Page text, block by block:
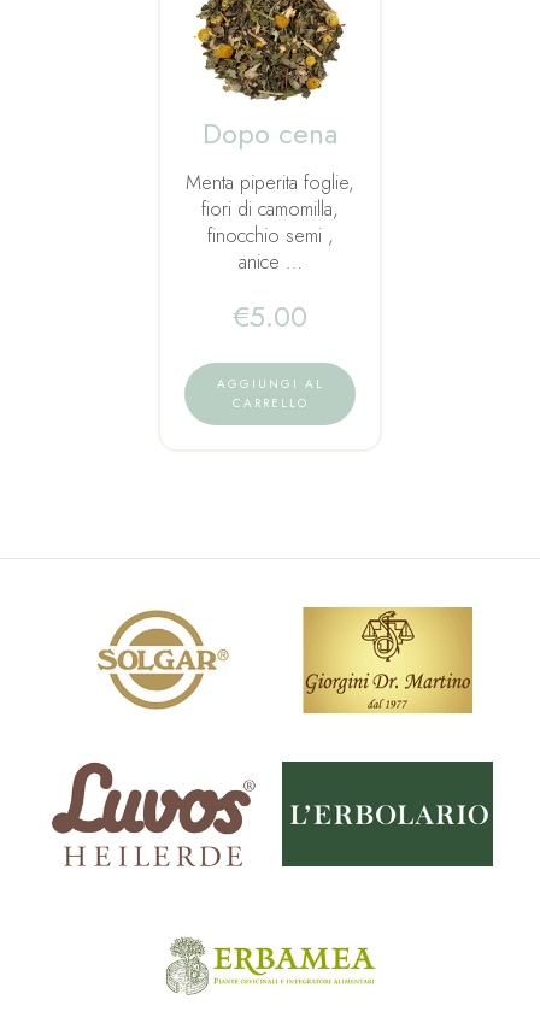
Dopo cena
Menta piperita foglie,
fiori di camomilla,
finocchio semi ,
anice …
€5.00
AGGIUNGI AL
CARRELLO